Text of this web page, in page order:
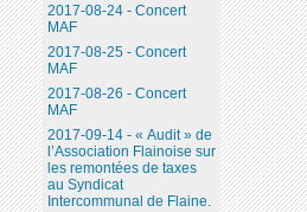
2017-08-24 - Concert
MAF
2017-08-25 - Concert
MAF
2017-08-26 - Concert
MAF
2017-09-14 - « Audit » de
l’Association Flainoise sur
les remontées de taxes
au Syndicat
Intercommunal de Flaine.